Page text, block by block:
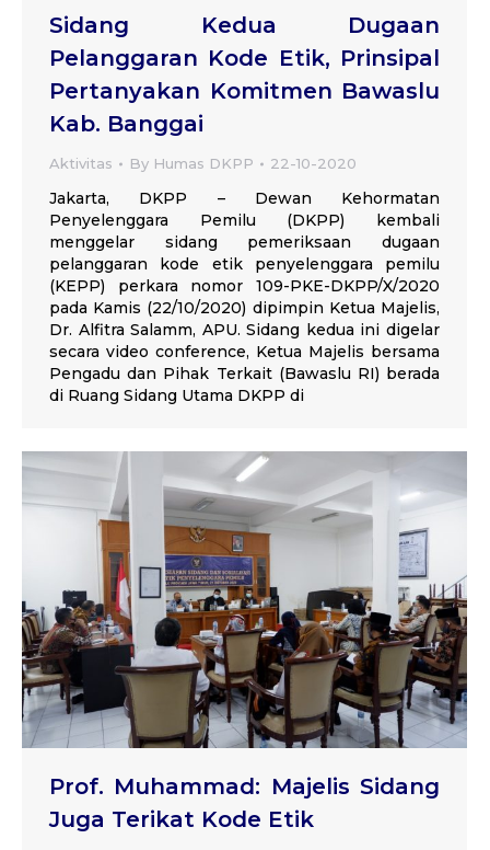
Sidang Kedua Dugaan
Pelanggaran Kode Etik, Prinsipal
Pertanyakan Komitmen Bawaslu
Kab. Banggai
Aktivitas By Humas DKPP 22-10-2020
Jakarta, DKPP – Dewan Kehormatan
Penyelenggara Pemilu (DKPP) kembali
menggelar sidang pemeriksaan dugaan
pelanggaran kode etik penyelenggara pemilu
(KEPP) perkara nomor 109-PKE-DKPP/X/2020
pada Kamis (22/10/2020) dipimpin Ketua Majelis,
Dr. Alfitra Salamm, APU. Sidang kedua ini digelar
secara video conference, Ketua Majelis bersama
Pengadu dan Pihak Terkait (Bawaslu RI) berada
di Ruang Sidang Utama DKPP di
Prof. Muhammad: Majelis Sidang
Juga Terikat Kode Etik